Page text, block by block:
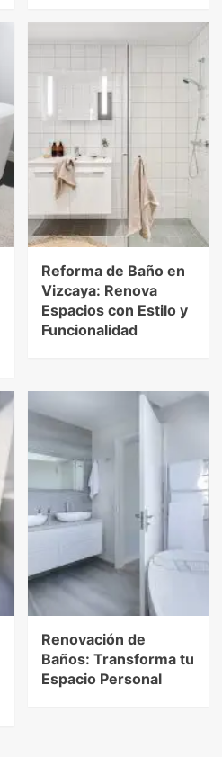
Reforma de Baño en
Vizcaya: Renova
Espacios con Estilo y
Funcionalidad
Renovación de
Baños: Transforma tu
Espacio Personal